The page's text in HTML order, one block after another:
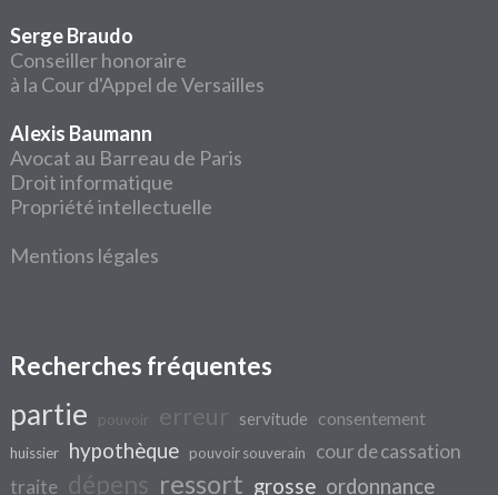
Serge Braudo
Conseiller honoraire
à la Cour d'Appel de Versailles
Alexis Baumann
Avocat au Barreau de Paris
Droit informatique
Propriété intellectuelle
Mentions légales
Recherches fréquentes
partie pouvoir erreur servitude consentement
huissier hypothèque pouvoir souverain
cour de cassation
traite dépens ressort grosse ordonnance